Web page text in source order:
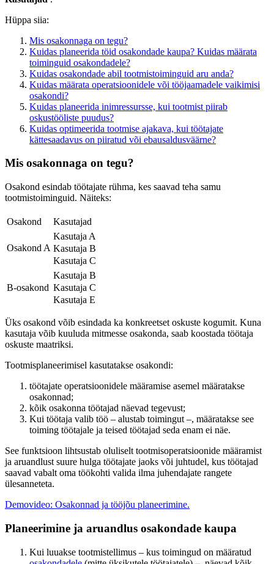
Hüppa siia:
Mis osakonnaga on tegu?
Kuidas planeerida töid osakondade kaupa? Kuidas määrata
toiminguid osakondadele?
Kuidas osakondade abil tootmistoiminguid aru anda?
Kuidas määrata operatsioonidele või tööjaamadele vaikimisi
osakondi?
Kuidas planeerida inimressursse, kui tootmist piirab
oskustööliste puudus?
Kuidas optimeerida tootmise ajakava, kui töötajate
kättesaadavus on piiratud või ebausaldusväärne?
Mis osakonnaga on tegu?
Osakond esindab töötajate rühma, kes saavad teha samu
tootmistoiminguid. Näiteks:
Osakond Kasutajad
Osakond A
Kasutaja A
Kasutaja B
Kasutaja C
B-osakond
Kasutaja B
Kasutaja C
Kasutaja E
Üks osakond võib esindada ka konkreetset oskuste kogumit. Kuna
kasutaja võib kuuluda mitmesse osakonda, saab koostada töötaja
oskuste maatriksi.
Tootmisplaneerimisel kasutatakse osakondi:
töötajate operatsioonidele määramise asemel määratakse
osakonnad;
kõik osakonna töötajad näevad tegevust;
Kui töötaja valib töö – alustab toimingut –, määratakse see
toiming töötajale ja teised töötajad seda enam ei näe.
See funktsioon lihtsustab oluliselt tootmisoperatsioonide määramist
ja aruandlust suure hulga töötajate jaoks või juhtudel, kus töötajad
saavad vabalt oma töökohti valida ilma juhendajate rangete
ülesanneteta.
Demovideo: Osakonnad ja tööjõu planeerimine.
Planeerimine ja aruandlus osakondade kaupa
Kui luuakse tootmistellimus – kus toimingud on määratud